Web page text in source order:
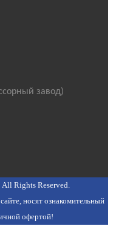
завод)
Rights Reserved.
носят ознакомительный
офертой!